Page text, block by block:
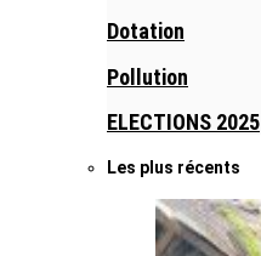
Dotation
Pollution
ELECTIONS 2025
Les plus récents